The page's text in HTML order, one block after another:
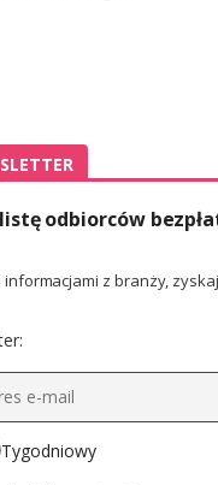
odbiorców
informacjami z branży,
Tygodniowy